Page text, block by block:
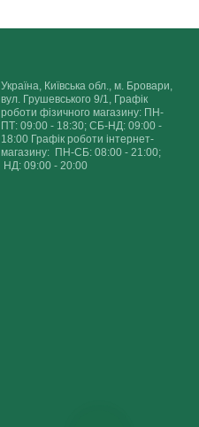
Україна, Київська обл., м. Бровари,
вул. Грушевського 9/1, Графік
роботи фізичного магазину: ПН-
ПТ: 09:00 - 18:30; СБ-НД: 09:00 -
18:00 Графік роботи інтернет-
магазину: ПН-СБ: 08:00 - 21:00;
НД: 09:00 - 20:00